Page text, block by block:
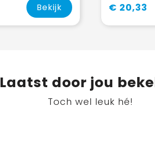
Bekijk € 20,33
Laatst door jou
Toch wel leuk hé!